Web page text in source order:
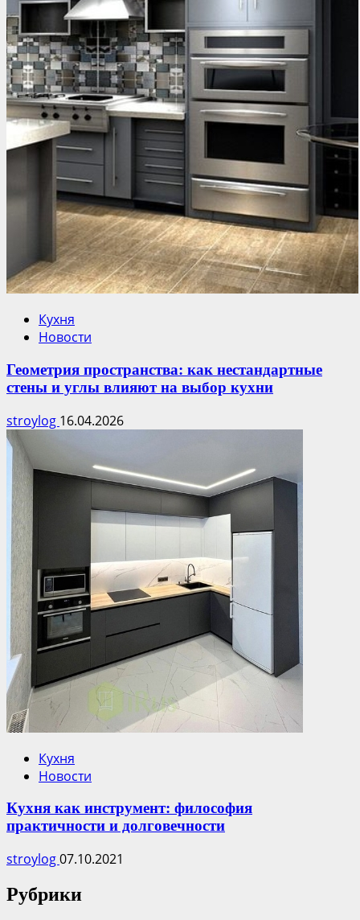
Кухня
Новости
Геометрия пространства: как нестандартные
стены и углы влияют на выбор кухни
stroylog 16.04.2026
Кухня
Новости
Кухня как инструмент: философия
практичности и долговечности
stroylog07.10.2021
Рубрики